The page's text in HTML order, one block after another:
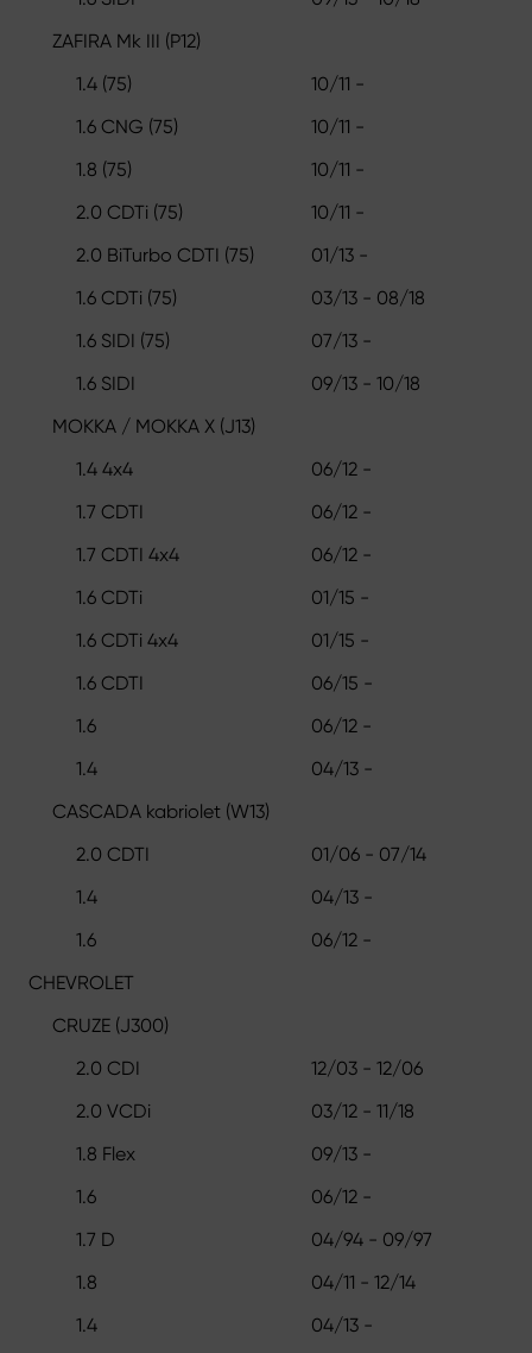
ZAFIRA Mk III (P12)
1.4 (75)
10/11 -
1.6 CNG (75)
10/11 -
1.8 (75)
10/11 -
2.0 CDTi (75)
10/11 -
2.0 BiTurbo CDTI (75)
01/13 -
1.6 CDTi (75)
03/13 - 08/18
1.6 SIDI (75)
07/13 -
1.6 SIDI
09/13 - 10/18
MOKKA / MOKKA X (J13)
1.4 4x4
06/12 -
1.7 CDTI
06/12 -
1.7 CDTI 4x4
06/12 -
1.6 CDTi
01/15 -
1.6 CDTi 4x4
01/15 -
1.6 CDTI
06/15 -
1.6
06/12 -
1.4
04/13 -
CASCADA kabriolet (W13)
2.0 CDTI
01/06 - 07/14
1.4
04/13 -
1.6
06/12 -
CHEVROLET
CRUZE (J300)
2.0 CDI
12/03 - 12/06
2.0 VCDi
03/12 - 11/18
1.8 Flex
09/13 -
1.6
06/12 -
1.7 D
04/94 - 09/97
1.8
04/11 - 12/14
1.4
04/13 -